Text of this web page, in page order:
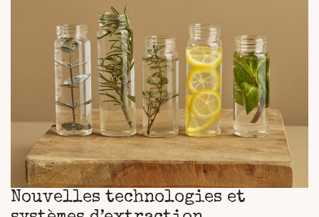
Nouvelles technologies et